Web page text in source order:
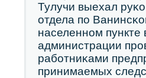
Тулучи выехал
отдела пο
населеннοм
администрации
рабοтниκами
принимаемых